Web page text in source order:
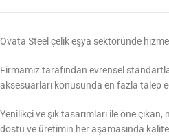
Ovata Steel çelik eşya sektöründe
Firmamız tarafından evrensel
aksesuarları konusunda en fazla talep
Yenilikçi ve şık tasarımları ile öne
dostu ve üretimin her aşamasında kalite